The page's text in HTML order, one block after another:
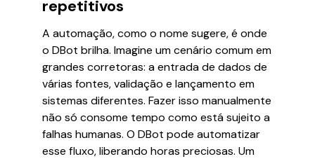
repetitivos
A automação, como o nome sugere, é onde
o DBot brilha. Imagine um cenário comum em
grandes corretoras: a entrada de dados de
várias fontes, validação e lançamento em
sistemas diferentes. Fazer isso manualmente
não só consome tempo como está sujeito a
falhas humanas. O DBot pode automatizar
esse fluxo, liberando horas preciosas. Um